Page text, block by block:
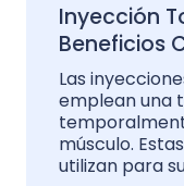
Inyección
Beneficios
Las
emplean una
músculo.
utilizan para